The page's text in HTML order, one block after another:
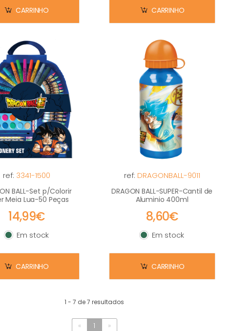
CARRINHO CARRINHO
ref: 3341-1500
BALL-Set p/Colorir
Meia Lua-50 Peças
14,99€
Em stock
Em stock
CARRINHO
ref: DRAGONBALL-9011
DRAGON BALL-SUPER-Cantil de
Aluminio 400ml
8,60€
Em stock
Em stock
CARRINHO
1 - 7 de 7 resultados
« 1 »